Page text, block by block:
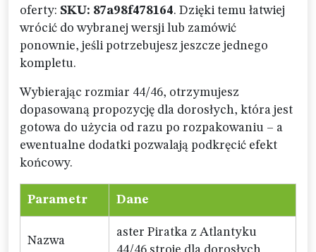
oferty: SKU: 87a98f478164. Dzięki temu łatwiej
wrócić do wybranej wersji lub zamówić
ponownie, jeśli potrzebujesz jeszcze jednego
kompletu.
Wybierając rozmiar 44/46, otrzymujesz
dopasowaną propozycję dla dorosłych, która jest
gotowa do użycia od razu po rozpakowaniu – a
ewentualne dodatki pozwalają podkręcić efekt
końcowy.
Parametr Dane
Nazwa
aster Piratka z Atlantyku